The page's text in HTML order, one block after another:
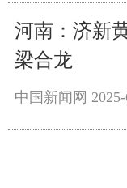
河南：济新
梁合龙
中国新闻网